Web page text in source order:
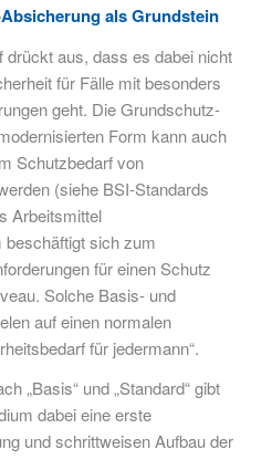
als Grundstein
drückt aus, dass es dabei nicht
für Fälle mit besonders
geht. Die Grundschutz-
Form kann auch
Schutzbedarf von
(siehe BSI-Standards
Arbeitsmittel
sich zum
für einen Schutz
Solche Basis- und
auf einen normalen
für jedermann“.
„Basis“ und „Standard“ gibt
dabei eine erste
und schrittweisen Aufbau der